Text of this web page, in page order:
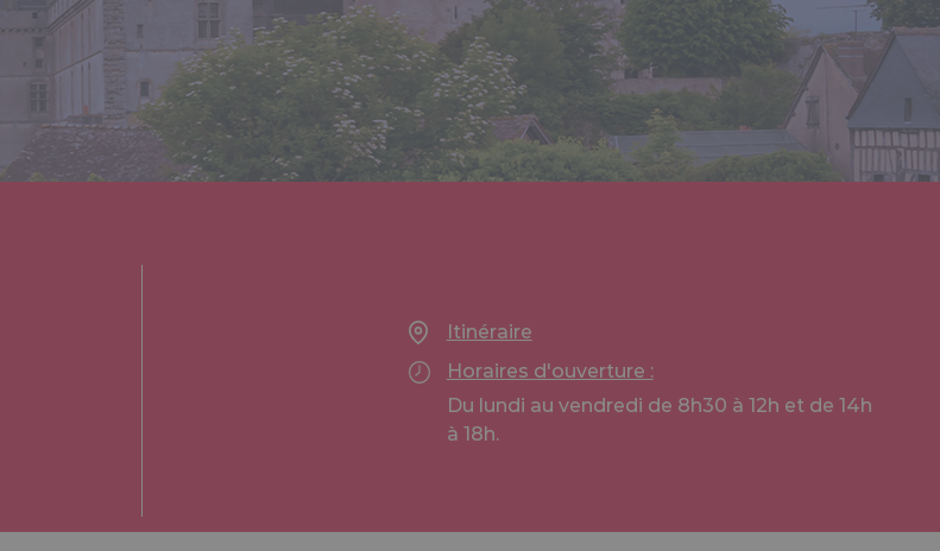
Itinéraire
Horaires d'ouverture :
Du lundi au vendredi de 8h30 à 12h et de 14h
à 18h.